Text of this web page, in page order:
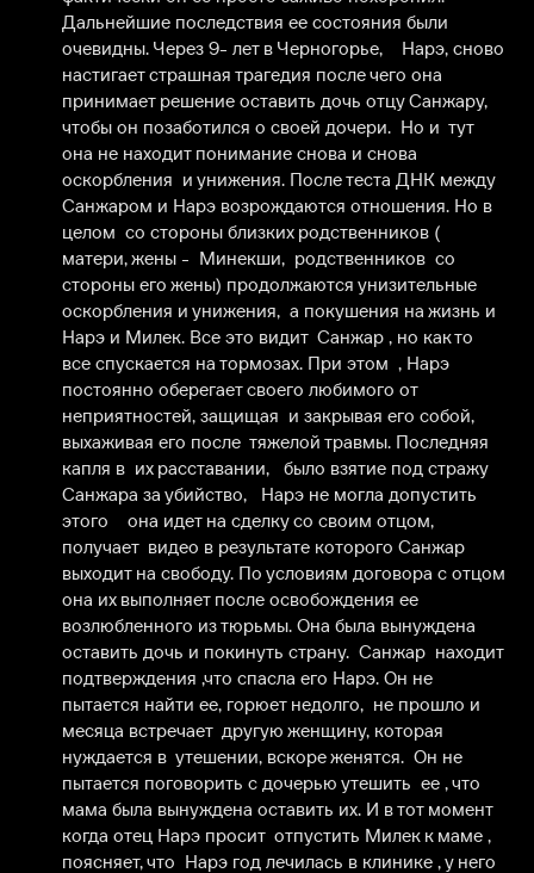
Дальнейшие последствия ее состояния были
очевидны. Через 9- лет в Черногорье,    Нарэ, сново
настигает страшная трагедия после чего она
принимает решение оставить дочь отцу Санжару,
чтобы он позаботился о своей дочери.  Но и  тут
она не находит понимание снова и снова
оскорбления  и унижения. После теста ДНК между
Санжаром и Нарэ возрождаются отношения. Но в
целом  со стороны близких родственников (
матери, жены -  Минекши,  родственников  со
стороны его жены) продолжаются унизительные
оскорбления и унижения,  а покушения на жизнь и
Нарэ и Милек. Все это видит  Санжар , но как то
все спускается на тормозах. При этом  , Нарэ
постоянно оберегает своего любимого от
неприятностей, защищая  и закрывая его собой,
выхаживая его после  тяжелой травмы. Последняя
капля в  их расставании,   было взятие под стражу
Санжара за убийство,   Нарэ не могла допустить
этого    она идет на сделку со своим отцом,
получает  видео в результате которого Санжар
выходит на свободу. По условиям договора с отцом
она их выполняет после освобождения ее
возлюбленного из тюрьмы. Она была вынуждена
оставить дочь и покинуть страну.  Санжар  находит
подтверждения ,что спасла его Нарэ. Он не
пытается найти ее, горюет недолго,  не прошло и
месяца встречает  другую женщину, которая
нуждается в  утешении, вскоре женятся.  Он не
пытается поговорить с дочерью утешить  ее , что
мама была вынуждена оставить их. И в тот момент
когда отец Нарэ просит  отпустить Милек к маме ,
поясняет, что  Нарэ год лечилась в клинике , у него